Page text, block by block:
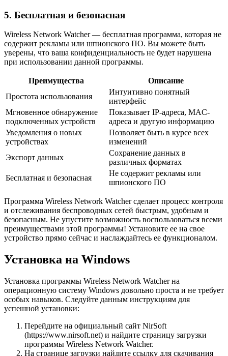
5. Бесплатная и безопасная
Wireless Network Watcher — бесплатная программа, которая не
содержит рекламы или шпионского ПО. Вы можете быть
уверены, что ваша конфиденциальность не будет нарушена
при использовании данной программы.
Преимущества
Описание
Простота использования
Интуитивно понятный
интерфейс
Мгновенное обнаружение
подключенных устройств
Показывает IP-адреса, MAC-
адреса и другую информацию
Уведомления о новых
устройствах
Позволяет быть в курсе всех
изменений
Экспорт данных
Сохранение данных в
различных форматах
Бесплатная и безопасная
Не содержит рекламы или
шпионского ПО
Программа Wireless Network Watcher сделает процесс контроля
и отслеживания беспроводных сетей быстрым, удобным и
безопасным. Не упустите возможность воспользоваться всеми
преимуществами этой программы! Установите ее на свое
устройство прямо сейчас и наслаждайтесь ее функционалом.
Установка на Windows
Установка программы Wireless Network Watcher на
операционную систему Windows довольно проста и не требует
особых навыков. Следуйте данным инструкциям для
успешной установки:
Перейдите на официальный сайт NirSoft
(https://www.nirsoft.net) и найдите страницу загрузки
программы Wireless Network Watcher.
На странице загрузки найдите ссылку для скачивания